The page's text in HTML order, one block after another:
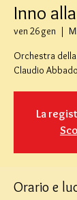
Inno
ven 26 gen
  |
Orchestra
Claudio
La
Orario e